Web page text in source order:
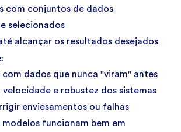
com conjuntos de dados
selecionados
alcançar os resultados desejados
dados que nunca "viram" antes
e robustez dos sistemas
enviesamentos ou falhas
modelos funcionam bem em